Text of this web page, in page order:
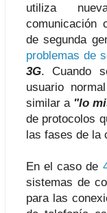
utiliza
comunicación
de segunda
problemas de
3G. Cuando
usuario
similar a "lo
de protocolos
las fases de la
En el caso de
sistemas de
para las